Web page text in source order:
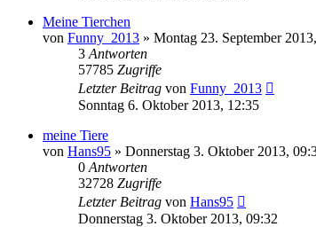
Meine Tierchen
von Funny_2013 » Montag 23. September
3 Antworten
57785 Zugriffe
Letzter Beitrag von Funny_2013
Sonntag 6. Oktober 2013, 12:35
meine Tiere
von Hans95 » Donnerstag 3. Oktober 2013,
0 Antworten
32728 Zugriffe
Letzter Beitrag von Hans95
Donnerstag 3. Oktober 2013, 09:32